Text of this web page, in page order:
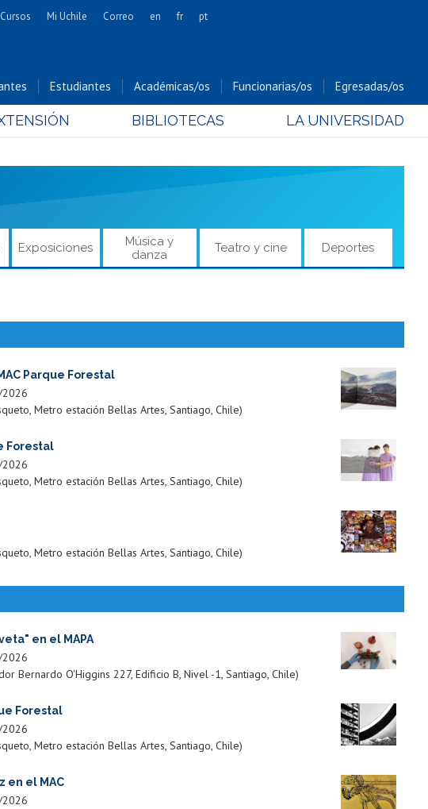
Cs. Forestales y Conservación
Cs. Sociales
Educación
Estudios Internacionales
Mi Uchile Correo en fr pt
Estudiantes Académicas/os Funcionarias/os Egresadas/os
BIBLIOTECAS LA UNIVERSIDAD
Exposiciones
Música y
danza
Teatro y cine Deportes
Parque Forestal
Metro estación Bellas Artes, Santiago, Chile)
Forestal
Metro estación Bellas Artes, Santiago, Chile)
Metro estación Bellas Artes, Santiago, Chile)
en el MAPA
Bernardo O'Higgins 227, Edificio B, Nivel -1, Santiago, Chile)
Forestal
Metro estación Bellas Artes, Santiago, Chile)
en el MAC